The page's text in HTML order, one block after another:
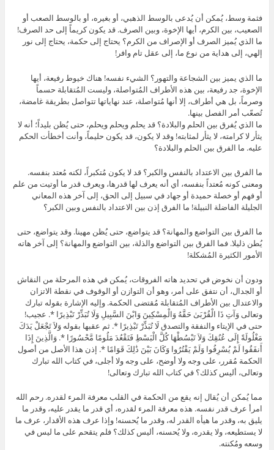
فثمة وسط، يُمكن أن يُدعى بالوسط الذهبي، أو بغيره، أو بالوسط الصعب أو
الصعيب، بين الكرم، أيها الإخوة، وبين الصرف. قد يكون كريماً إلى حد الصرف!
ما الذي يُميز الصرف أو الإصراف من الكرم؟ يحتاج إلى حكمة، يحتاج إلى نور
إلهي، إلى هداية من نوع ما، إلى عقل تام وافر!
ما الذي يميز بين الشجاعة والتهور؟ الشيء نفسه! هناك خيوط رفيعة، أيها
الإخوة، جد رفيعة، بين هذه الأطراف المُتواصلة، وليست المُتقابلة حسماً
وصرماً، بل هي أطراف، إلا أنها مُتواصلة، عند نهاياتها تتواصل بطريقة غامضة،
تُصعّب أمر الفصل بينها.
ما الذي يُفرق بين الحلم والبلادة؟ قد يحلم ويحلم ويحلم، حتى يُظن بليداً؛ أنه لا
يثأر لا كرامته، لا يثأر لمثابته! وقد لا يكون، قد يكون حليماً، وأنت أخطأت الحكم
عليه. ما الفرق بين الحلم والبلادة؟
ما الفرق بين الاعتداد بالنفس والكبر؟ قد لا يكون مُتكبراً، لكنه مُعتد بنفسه.
ومعنى كونه مُعتداً بنفسه، أي أنه يعرف لها قدرها، ويعرف قدر ما أوتيت من علم
أو فهم أو خصلة حميدة أو جهاد في سبيل إلى الحق، إلى آخر هذه المعاني
الجليلة الفاضلة النبيلة! ما الفرق إذن بين الاعتداد بالنفس وبين الكبر؟
ما الفرق بين التواضع والمهانة؟ قد يتواضع، حتى يُظن مهينا. وقد يتواضع، حتى
يُطن ذليلا. فما الفرق بين التواضع والذلة، بين التواضع والمهانة؟ إلى آخر هاته
الأمور الكثيرة المُشكلة!
ودون أن نخوض في تحديد هاته الفروقات، يُمكن في هذه المرحلة من النقاش
أو الجدال، أن نتفق على أمر، وهو أن التوازن أو الوقوف في نقطة الاتزان
والاعتدال بين الأطراف المُتقابلة مُقتضى الحكمة. وإليه الإشارة بقوله تبارك
وتعالى وَآتِ ذَا الْقُرْبَىٰ حَقَّهُ وَالْمِسْكِينَ وَابْنَ السَّبِيلِ وَلَا تُبَذِّرْ تَبْذِيرًا *. عجيب!
حتى في الإيتاء والنفقة والتصدق لَا تُبَذِّرْ تَبْذِيرًا *. ثم عقبها بقوله وَلاَ تَجْعَلْ يَدَكَ
مَغْلُولَةً إِلَى عُنُقِكَ وَلاَ تَبْسُطْهَا كُلَّ الْبَسْطِ فَتَقْعُدَ مَلُومًا مَّحْسُورًا *. وَالَّذِينَ إِذَا
أَنفَقُوا لَمْ يُسْرِفُوا وَلَمْ يَقْتُرُوا وَكَانَ بَيْنَ ذَٰلِكَ قَوَامًا *. إذن هذا الأصل من أصول
الحكمة مُقرر، على وجه ولا أوضح، على وجه ولا أجلى، في كتاب الله تبارك
وتعالى، أليس كذلك؟ في كتاب الله تبارك وتعالى!
مما يُمكن أن يُقال إنه يقع من الحكمة في القلب معرفة المرء لقدره. رحم الله
امرأ عرف قدر نفسه. هذه معرفة المرء لقدره، أي قدر ما يقدر عليه، وقدر ما
يليق به، وقدر ما هيأه القدر له، وقدر ما يُحسنه! وإذا عرف هذه الأقدار، عرف ما
لا يستطيعه، ولا يقدره، ولا يُحسنه، أليس كذلك؟ فلم يتقحم على ما ليس في
وسعه ومُكنته.